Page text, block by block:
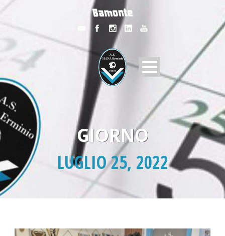
GIORNO
LUGLIO 25, 2022